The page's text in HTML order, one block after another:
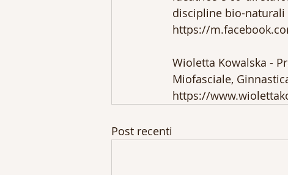
discipline bio-naturali
https://
Wioletta Kowalska -
Miofasciale,
https://
Post recenti